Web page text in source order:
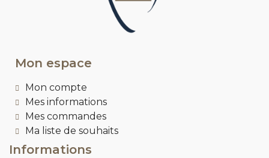
Mon espace
Mon compte
Mes informations
Mes commandes
Ma liste de souhaits
Informations